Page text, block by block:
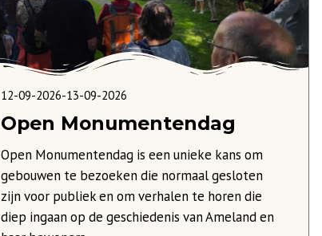
12-09-2026-13-09-2026
Open Monumentendag
Open Monumentendag is een unieke kans om
gebouwen te bezoeken die normaal gesloten
zijn voor publiek en om verhalen te horen die
diep ingaan op de geschiedenis van Ameland en